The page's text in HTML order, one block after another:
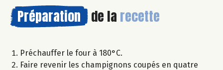
Préparation de la recette
Préchauffer le four à 180°C.
Faire revenir les champignons coupés en quatre